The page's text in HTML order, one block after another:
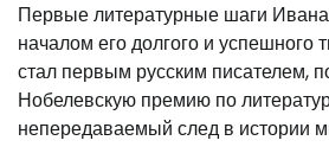
Первые литературные шаги
началом его долгого и успешного
стал первым русским писателем,
Нобелевскую премию по
непередаваемый след в истории